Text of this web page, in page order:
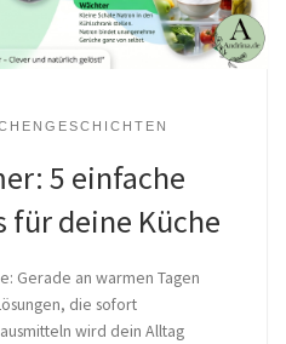
5 einfache
für deine Küche
Gerade an warmen Tagen
die sofort
wird dein Alltag